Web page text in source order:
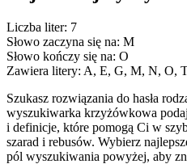
Liczba liter: 7
Słowo zaczyna się na: M
Słowo kończy się na: O
Zawiera litery: A, E, G, M, N, O,
Szukasz rozwiązania do hasła
wyszukiwarka krzyżówkowa
i definicje, które pomogą Ci w
szarad i rebusów. Wybierz
pól wyszukiwania powyżej, aby